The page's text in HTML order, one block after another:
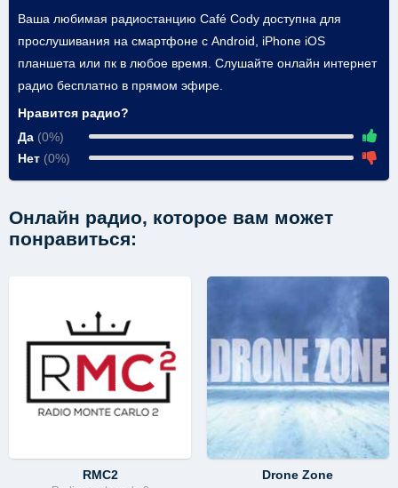
Ваша любимая радиостанцию Café Cody доступна для
прослушивания на смартфоне с Android, iPhone iOS
планшета или пк в любое время. Слушайте онлайн интернет
радио бесплатно в прямом эфире.
Нравится радио?
Да (0%)
Нет (0%)
Онлайн радио, которое вам может
понравиться:
RMC2 Drone Zone